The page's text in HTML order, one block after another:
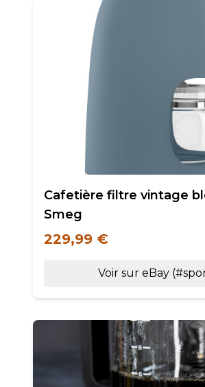
Cafetière filtre vintage
Smeg
229,99 €
Voir sur eBay